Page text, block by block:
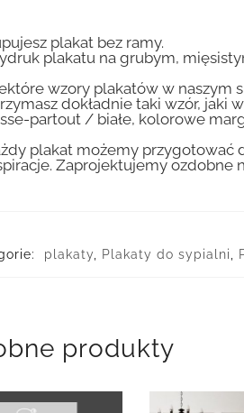
plakat bez ramy.
plakatu na grubym,
wzory plakatów w naszym
dokładnie taki wzór, jaki
partout / białe, kolorowe
plakat możemy przygotować
Zaprojektujemy ozdobne
plakaty Plakaty do sypialni
produkty